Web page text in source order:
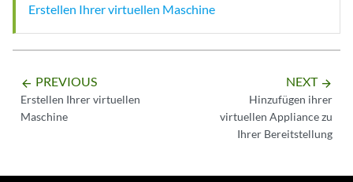
Erstellen Ihrer virtuellen Maschine
arrow_backward PREVIOUS
Erstellen Ihrer virtuellen
Maschine
NEXT arrow_forward
Hinzufügen ihrer
virtuellen Appliance zu
Ihrer Bereitstellung